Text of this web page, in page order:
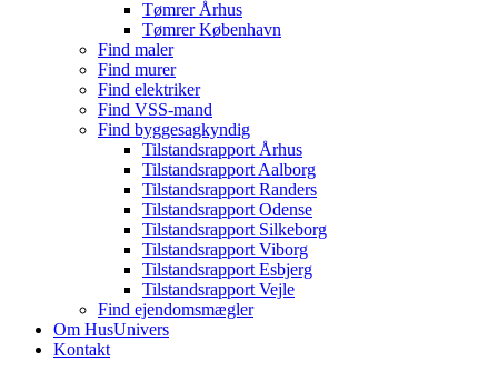
Tømrer Århus
Tømrer København
Find maler
Find murer
Find elektriker
Find VSS-mand
Find byggesagkyndig
Tilstandsrapport Århus
Tilstandsrapport Aalborg
Tilstandsrapport Randers
Tilstandsrapport Odense
Tilstandsrapport Silkeborg
Tilstandsrapport Viborg
Tilstandsrapport Esbjerg
Tilstandsrapport Vejle
Find ejendomsmægler
Om HusUnivers
Kontakt